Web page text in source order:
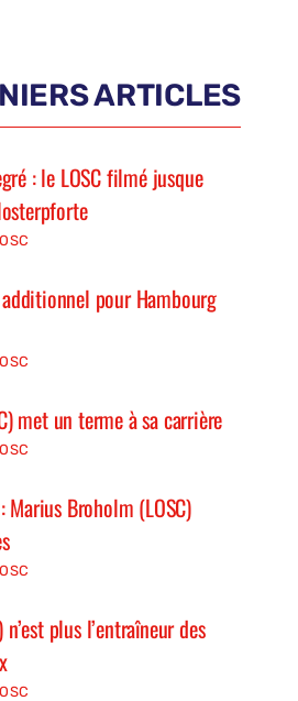
ARTICLES
: le LOSC filmé jusque
pour Hambourg
met un terme à sa carrière
Broholm (LOSC)
plus l’entraîneur des